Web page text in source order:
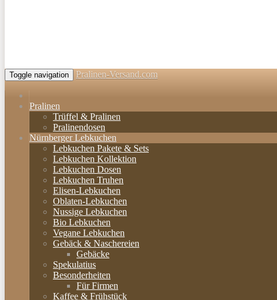
Toggle navigation Pralinen-Versand.com
Pralinen
Trüffel & Pralinen
Pralinendosen
Nürnberger Lebkuchen
Lebkuchen Pakete & Sets
Lebkuchen Kollektion
Lebkuchen Dosen
Lebkuchen Truhen
Elisen-Lebkuchen
Oblaten-Lebkuchen
Nussige Lebkuchen
Bio Lebkuchen
Vegane Lebkuchen
Gebäck & Naschereien
Gebäcke
Spekulatius
Besonderheiten
Für Firmen
Kaffee & Frühstück